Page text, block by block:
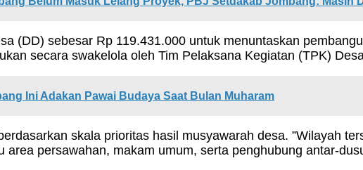
(DD) sebesar Rp 119.431.000 untuk menuntaskan
secara swakelola oleh Tim Pelaksana Kegiatan (TPK)
Ini Adakan Pawai Budaya Saat Bulan Muharam
skala prioritas hasil musyawarah desa. ”Wilayah
persawahan, makam umum, serta penghubung antar-